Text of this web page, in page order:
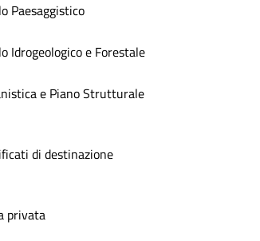
Paesaggistico
Idrogeologico e Forestale
e Piano Strutturale
di destinazione
privata